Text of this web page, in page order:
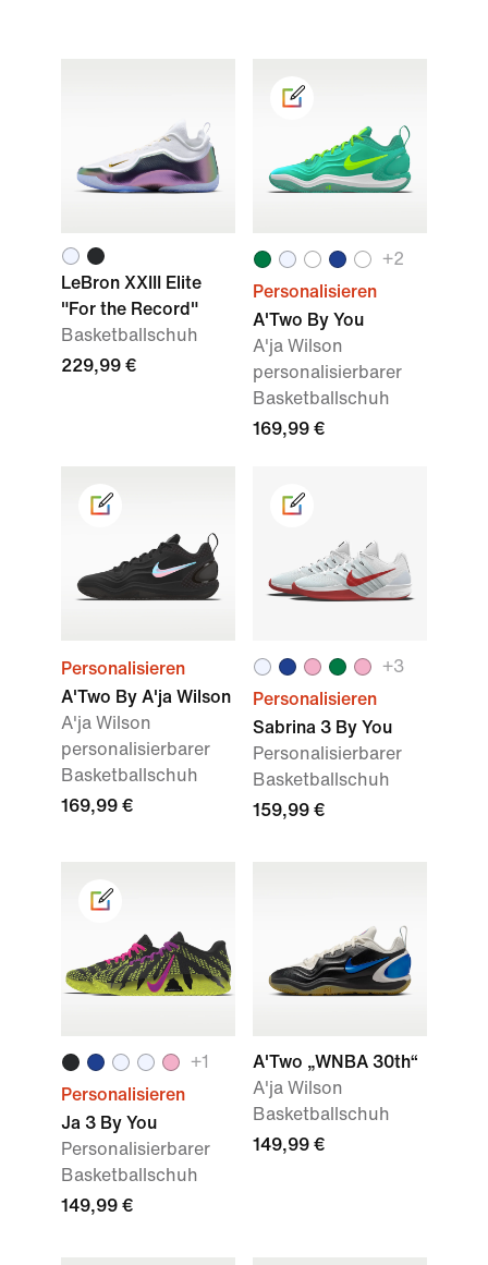
LeBron XXIII Elite
"For the Record"
Basketballschuh
229,99 €
+2
Personalisieren
A'Two By You
A'ja Wilson
personalisierbarer
Basketballschuh
169,99 €
Personalisieren
A'Two By A'ja Wilson
A'ja Wilson
personalisierbarer
Basketballschuh
169,99 €
+3
Personalisieren
Sabrina 3 By You
Personalisierbarer
Basketballschuh
159,99 €
+1
Personalisieren
Ja 3 By You
Personalisierbarer
Basketballschuh
149,99 €
A'Two „WNBA 30th“
A'ja Wilson
Basketballschuh
149,99 €